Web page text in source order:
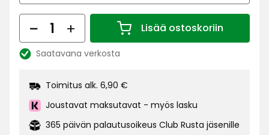
Määrä Lisää ostoskoriin
Määrä 1
KatsoSaatavana verkosta
Toimitus alk. 6,90 €
Joustavat maksutavat - myös lasku
365 päivän palautusoikeus Club Rusta jäsenille